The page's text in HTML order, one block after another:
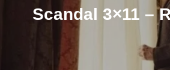
Scandal 3×11 –